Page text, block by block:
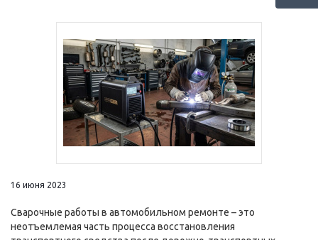
16 июня 2023
Сварочные работы в автомобильном ремонте – это
неотъемлемая часть процесса восстановления